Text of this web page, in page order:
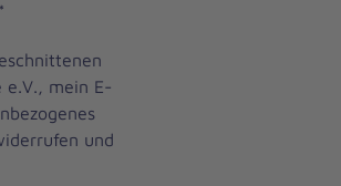
*
mein E-
und